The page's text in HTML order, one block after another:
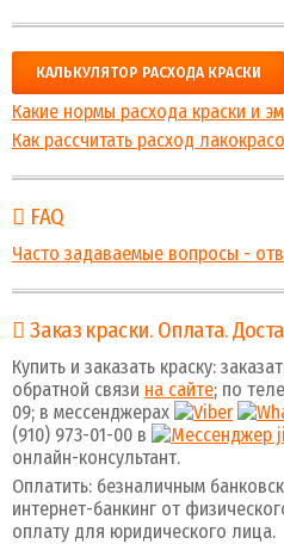
КАЛЬКУЛЯТОР РАСХОДА КРАСКИ
Какие нормы расхода краски и
Как рассчитать расход
FAQ
Часто задаваемые вопросы -
Заказ краски. Оплата.
Купить и заказать краску:
обратной связи на сайте; по
09; в мессенджерах
(910) 973-01-00 в
онлайн-консультант.
Оплатить: безналичным
интернет-банкинг от
оплату для юридического лица.